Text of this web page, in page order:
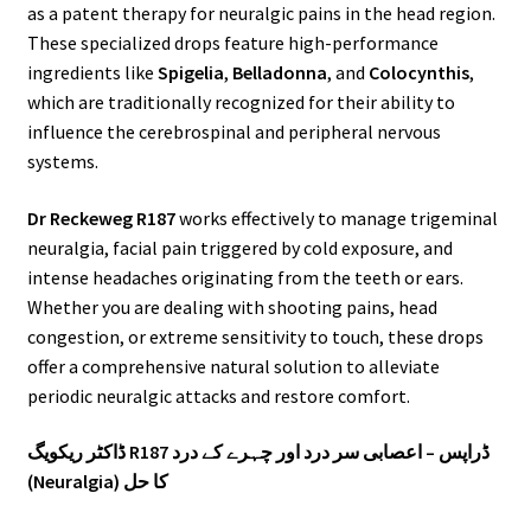
as a patent therapy for neuralgic pains in the head region.
These specialized drops feature high-performance
ingredients like Spigelia, Belladonna, and Colocynthis,
which are traditionally recognized for their ability to
influence the cerebrospinal and peripheral nervous
systems.
Dr Reckeweg R187works effectively to manage trigeminal
neuralgia, facial pain triggered by cold exposure, and
intense headaches originating from the teeth or ears.
Whether you are dealing with shooting pains, head
congestion, or extreme sensitivity to touch, these drops
offer a comprehensive natural solution to alleviate
periodic neuralgic attacks and restore comfort.
ڈاکٹر ریکویگ R187 ڈراپس – اعصابی سر درد اور چہرے کے درد
(Neuralgia) کا حل